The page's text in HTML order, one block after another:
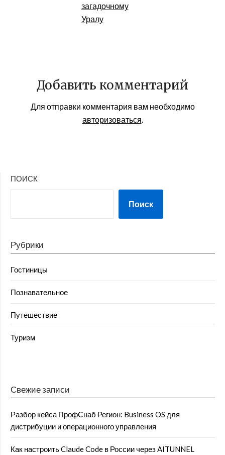
загадочному
Уралу
Добавить комментарий
Для отправки комментария вам необходимо
авторизоваться
ПОИСК
Поиск
Рубрики
Гостиницы
Познавательное
Путешествие
Туризм
Свежие записи
Разбор кейса ПрофСнаб Регион: Business OS для
дистрибуции и операционного управления
Как настроить Claude Code в России через AITUNNEL